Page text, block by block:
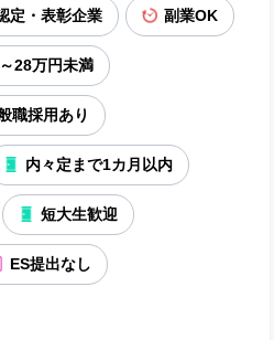
定・表彰企業 副業OK
28万円未満
職採用あり
内々定まで1カ月以内
短大生歓迎
ES提出なし